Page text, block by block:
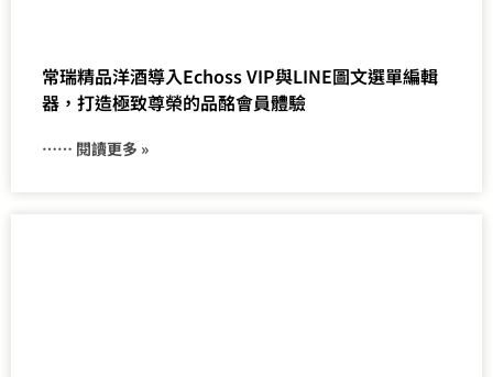
常瑞精品洋酒導入Echoss VIP與LINE圖文選單編輯
器，打造極致尊榮的品酩會員體驗
⋯⋯ 閱讀更多 »